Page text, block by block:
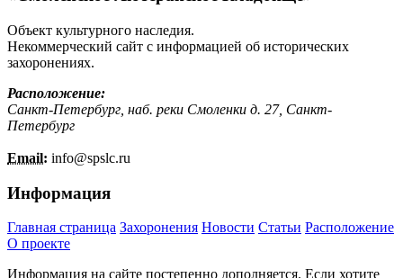
Объект культурного наследия.
Некоммерческий сайт с информацией об исторических
захоронениях.
Расположение:
Санкт-Петербург, наб. реки Смоленки д. 27, Санкт-
Петербург
Email: info@spslc.ru
Информация
Главная страница Захоронения Новости Статьи Расположение
О проекте
Информация на сайте постепенно дополняется. Если хотите